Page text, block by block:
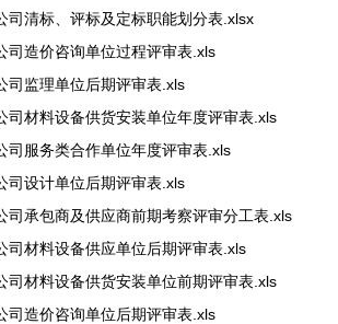
司清标、评标及定标职能划分表.xlsx
司造价咨询单位过程评审表.xls
司监理单位后期评审表.xls
司材料设备供货安装单位年度评审表.xls
司服务类合作单位年度评审表.xls
司设计单位后期评审表.xls
司承包商及供应商前期考察评审分工表.xls
司材料设备供应单位后期评审表.xls
司材料设备供货安装单位前期评审表.xls
司造价咨询单位后期评审表.xls